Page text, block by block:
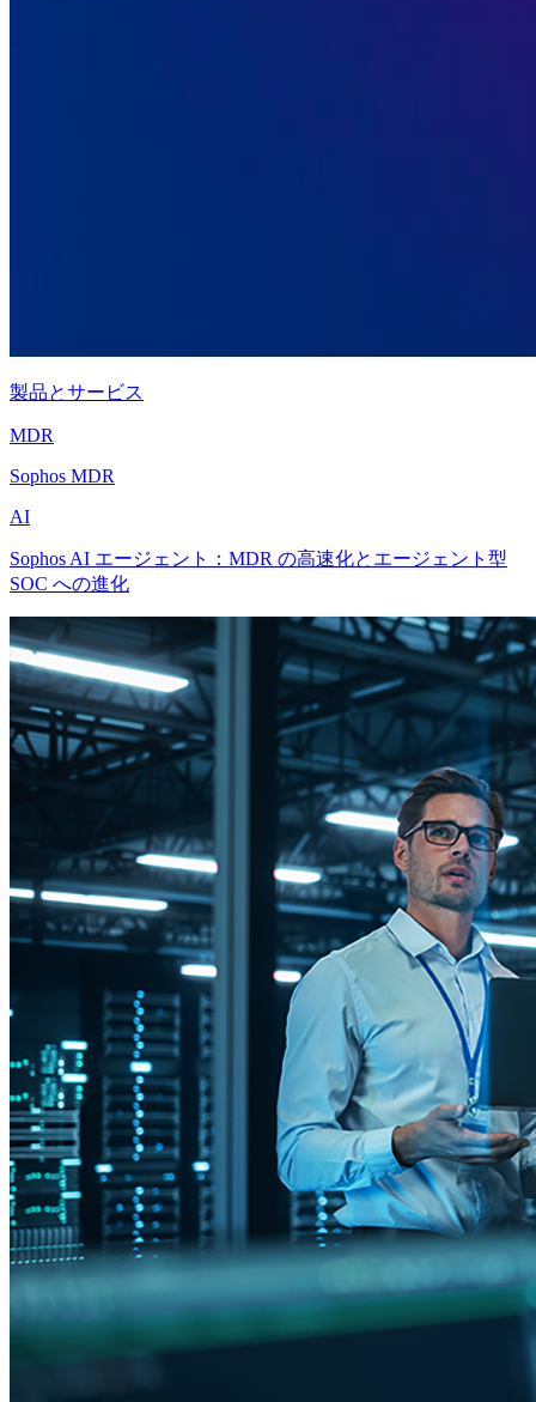
製品とサービス
MDR
Sophos MDR
AI
Sophos AI エージェント：MDR の高速化とエージェント型
SOC への進化